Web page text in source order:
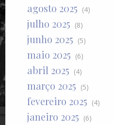
agosto 2025 (4)
julho 2025 (8)
junho 2025 (5)
maio 2025 (6)
abril 2025 (4)
março 2025 (5)
fevereiro 2025 (4)
janeiro 2025 (6)